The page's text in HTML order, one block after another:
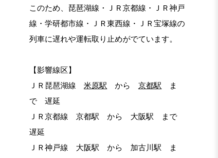
このため、琵琶湖線・ＪＲ京都線・ＪＲ神戸
線・学研都市線・ＪＲ東西線・ＪＲ宝塚線の
列車に遅れや運転取り止めがでています。
【影響線区】
ＪＲ琵琶湖線米原駅 から京都駅 ま
で 遅延
ＪＲ京都線 京都駅 から 大阪駅 まで
遅延
ＪＲ神戸線 大阪駅 から 加古川駅 ま